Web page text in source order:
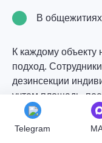
В общежитиях
К каждому
подход.
дезинсекции
учтем площадь,
виды паразитов,
препараты уже
Telegram